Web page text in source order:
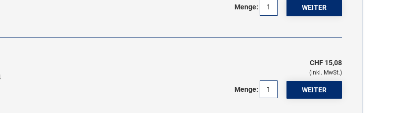
Menge:
CHF 15,08
(inkl. MwSt.)
Menge: